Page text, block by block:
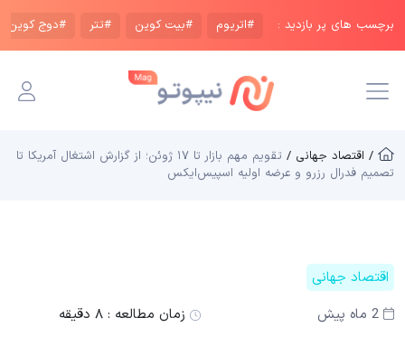
برچسب های پر بازدید : #اتریوم #بیت کوین #تتر #دوج کوین
/ اقتصاد جهانی /
تقویم مهم بازار تا ۱۷ ژوئن؛ از گزارش اشتغال آمریکا تا
تصمیم فدرال رزرو و عرضه اولیه اسپیس‌ایکس
اقتصاد جهانی
2 ماه پیش
زمان مطالعه : ۸ دقیقه